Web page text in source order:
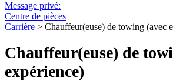
Message privé:
Centre de pièces
Carrière > Chauffeur(euse) de towing (avec
Chauffeur(euse) de
expérience)